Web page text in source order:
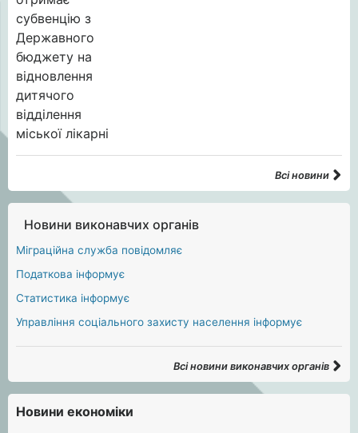
Всі новини
Новини виконавчих органів
Міграційна служба повідомляє
Податкова інформує
Статистика інформує
Управління соціального захисту населення інформує
Всі новини виконавчих органів
Новини економіки